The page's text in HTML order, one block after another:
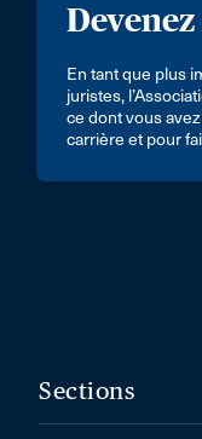
En tant que plus
juristes,
ce dont vous
carrière et pour
Sections